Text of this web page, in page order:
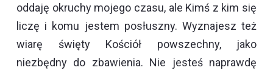
oddaję okruchy mojego czasu, ale Kimś z kim się
liczę i komu jestem posłuszny. Wyznajesz też
wiarę święty Kościół powszechny, jako
niezbędny do zbawienia. Nie jesteś naprawdę